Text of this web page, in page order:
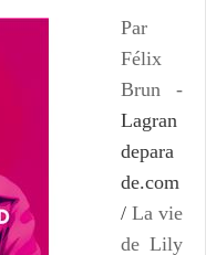
Par
Félix
Brun -
Lagran
depara
de.com
/ La vie
de Lily